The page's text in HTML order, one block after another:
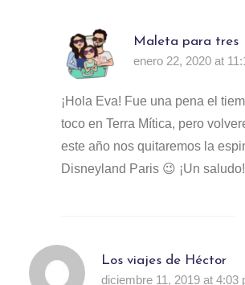
Maleta para tres
enero 22, 2020 at
¡Hola Eva! Fue una pena el
toco en Terra Mítica, pero
este año nos quitaremos la
Disneyland Paris 😉 ¡Un
Los viajes de Héctor
diciembre 11, 2019 at 4:03